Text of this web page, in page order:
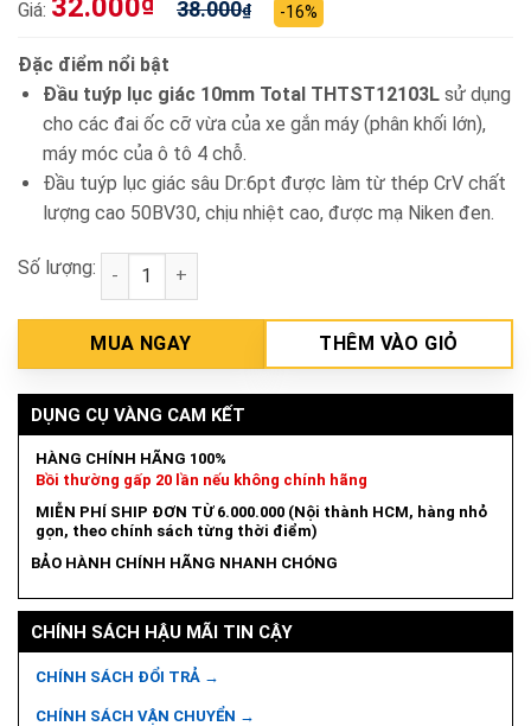
Giá: 32.000 38.000₫ -16%
Đặc điểm nổi bật
Đầu tuýp lục giác 10mm Total THTST12103L sử dụng
cho các đai ốc cỡ vừa của xe gắn máy (phân khối lớn),
máy móc của ô tô 4 chỗ.
Đầu tuýp lục giác sâu Dr:6pt được làm từ thép CrV chất
lượng cao 50BV30, chịu nhiệt cao, được mạ Niken đen.
Số lượng: Đầu tuýp lục giác 10mm Total THTST12103L số
MUA NGAY THÊM VÀO GIỎ
DỤNG CỤ VÀNG CAM KẾT
HÀNG CHÍNH HÃNG 100%
Bồi thường gấp 20 lần nếu không chính hãng
MIỄN PHÍ SHIP ĐƠN TỪ 6.000.000 (Nội thành HCM, hàng nhỏ
gọn, theo chính sách từng thời điểm)
BẢO HÀNH CHÍNH HÃNG NHANH CHÓNG
CHÍNH SÁCH HẬU MÃI TIN CẬY
CHÍNH SÁCH ĐỔI TRẢ →
CHÍNH SÁCH VẬN CHUYỂN →